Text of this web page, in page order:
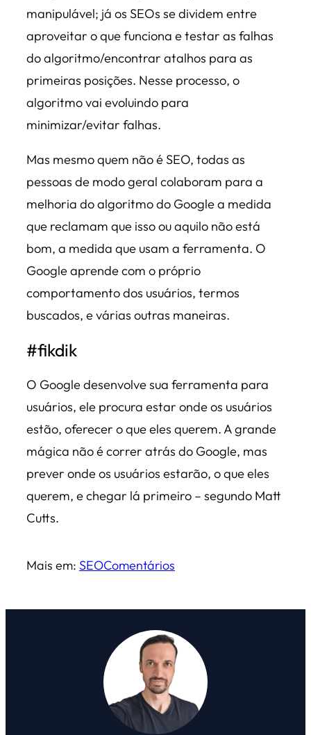
manipulável; já os SEOs se dividem entre
aproveitar o que funciona e testar as falhas
do algoritmo/encontrar atalhos para as
primeiras posições. Nesse processo, o
algoritmo vai evoluindo para
minimizar/evitar falhas.
Mas mesmo quem não é SEO, todas as
pessoas de modo geral colaboram para a
melhoria do algoritmo do Google a medida
que reclamam que isso ou aquilo não está
bom, a medida que usam a ferramenta. O
Google aprende com o próprio
comportamento dos usuários, termos
buscados, e várias outras maneiras.
#fikdik
O Google desenvolve sua ferramenta para
usuários, ele procura estar onde os usuários
estão, oferecer o que eles querem. A grande
mágica não é correr atrás do Google, mas
prever onde os usuários estarão, o que eles
querem, e chegar lá primeiro – segundo Matt
Cutts.
Mais em: SEOComentários